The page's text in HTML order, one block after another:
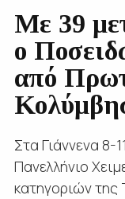
Με 39
ο
από
Στα Γιάννενα 8-
Πανελλήνιο
κατηγοριών της